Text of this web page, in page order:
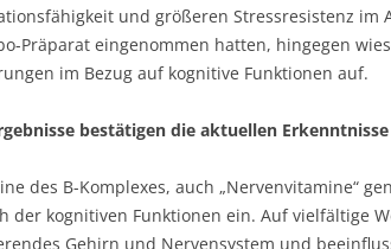
und größeren Stressresistenz im
Präparat eingenommen hatten, hingegen
im Bezug auf kognitive Funktionen auf.
bestätigen die aktuellen
des B-Komplexes, auch „Nervenvitamine“
der kognitiven Funktionen ein. Auf vielfältige
Gehirn und Nervensystem und